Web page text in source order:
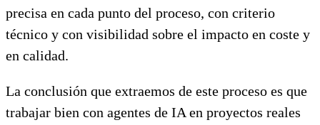
precisa en cada punto del proceso, con criterio
técnico y con visibilidad sobre el impacto en coste y
en calidad.
La conclusión que extraemos de este proceso es que
trabajar bien con agentes de IA en proyectos reales